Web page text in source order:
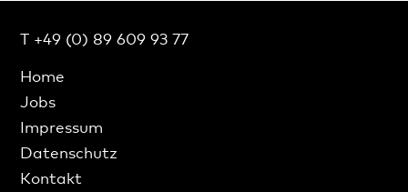
T +49 (0) 89 609 93 77
Home
Jobs
Impressum
Datenschutz
Kontakt